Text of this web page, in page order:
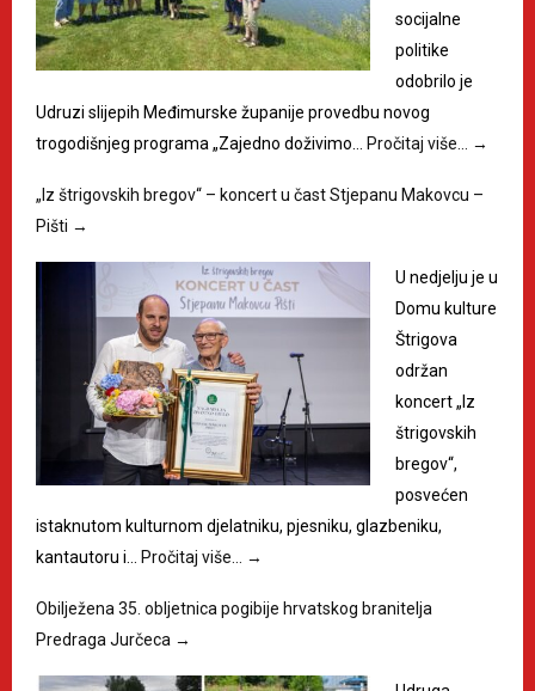
socijalne
politike
odobrilo je
Udruzi slijepih Međimurske županije provedbu novog
trogodišnjeg programa „Zajedno doživimo… Pročitaj više… →
„Iz štrigovskih bregov“ – koncert u čast Stjepanu Makovcu –
Pišti →
U nedjelju je u
Domu kulture
Štrigova
održan
koncert „Iz
štrigovskih
bregov“,
posvećen
istaknutom kulturnom djelatniku, pjesniku, glazbeniku,
kantautoru i… Pročitaj više… →
Obilježena 35. obljetnica pogibije hrvatskog branitelja
Predraga Jurčeca →